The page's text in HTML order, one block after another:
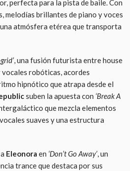
perfecta para la pista de baile. Con
melodías brillantes de piano y voces
atmósfera etérea que transporta
, una fusión futurista entre house
robóticas, acordes
hipnótico que atrapa desde el
suben la apuesta con ‘Break A
que mezcla elementos
suaves y una estructura
Eleonora en ‘Don’t Go Away’, un
trance que destaca por sus